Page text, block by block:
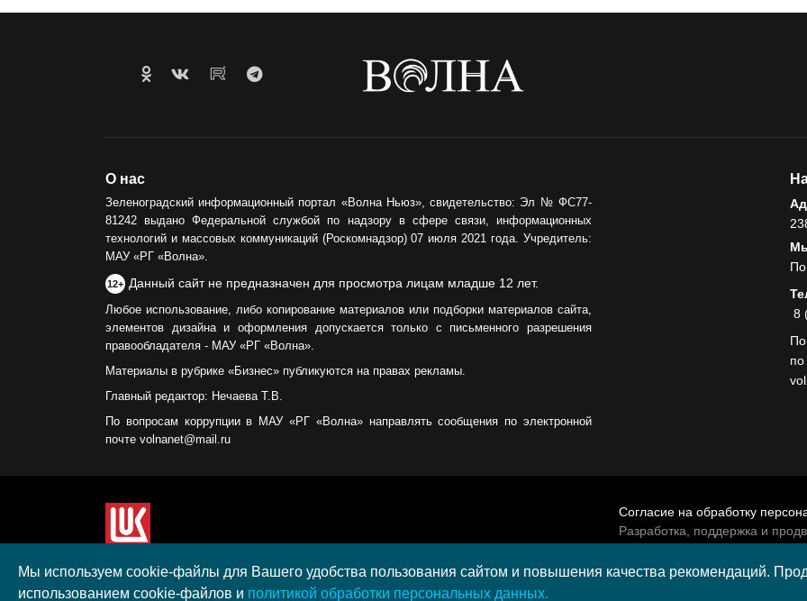
ВЛАСТЬ
О нас
Зеленоградский информационный портал «Волна Ньюз», свидетельство: Эл № ФС77-
81242 выдано Федеральной службой по надзору в сфере связи, информационных
технологий и массовых коммуникаций (Роскомнадзор) 07 июля 2021 года. Учредитель:
МАУ «РГ «Волна».
12+ Данный сайт не предназначен для просмотра лицам младше 12 лет.
Любое использование, либо копирование материалов или подборки материалов сайта,
элементов дизайна и оформления допускается только с письменного разрешения
правообладателя - МАУ «РГ «Волна».
Материалы в рубрике «Бизнес» публикуются на правах рекламы.
Главный редактор: Нечаева Т.В.
По вопросам коррупции в МАУ «РГ «Волна» направлять сообщения по электронной
почте volnanet@mail.ru
8
Сайт создан при поддержке ООО "ЛУКОЙЛ-КМН" на средства гранта,
полученного в рамках XIII Конкурса социальных и культурных проектов ПАО
Согласие на обработку
Разработка, поддержка и
Мы используем cookie-файлы для Вашего удобства пользования сайтом и повышения качества рекомендаций.
использованием cookie-файлов и политикой обработки персональных данных.